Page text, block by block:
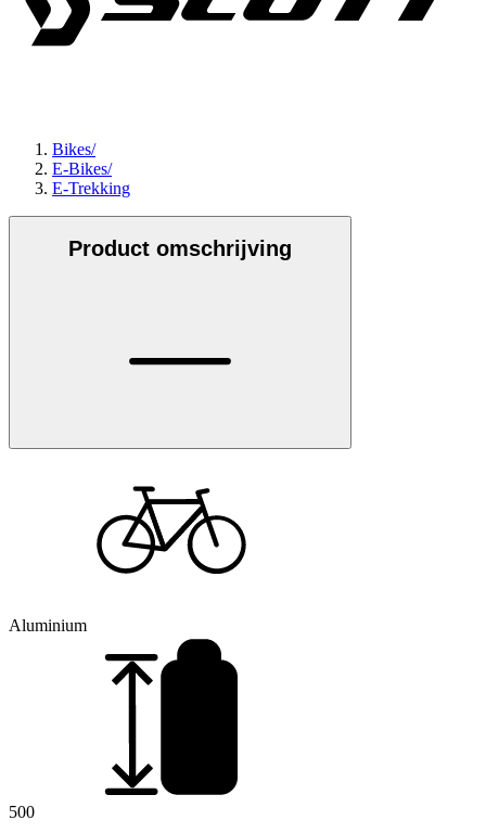
Bikes/
E-Bikes/
E-Trekking
Product omschrijving
Aluminium
500